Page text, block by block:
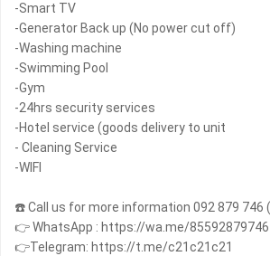
-Smart TV
-Generator Back up (No power cut off)
-Washing machine
-Swimming Pool
-Gym
-24hrs security services
-Hotel service (goods delivery to unit
- Cleaning Service
-WIFI
☎️ Call us for more information 092 879 746
👉 WhatsApp : https://wa.me/85592879746
👉Telegram: https://t.me/c21c21c21